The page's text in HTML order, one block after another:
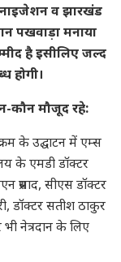
व झारखंड
पखवाड़ा मनाया
है इसीलिए जल्द
होगी।
कौन मौजूद रहे:
के उद्घाटन में एम्स
के एमडी डॉक्टर
प्रसाद, सीएस डॉक्टर
डॉक्टर सतीश ठाकुर
नेत्रदान के लिए